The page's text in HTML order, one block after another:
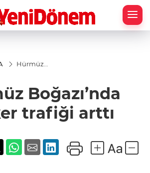
Hürmüz
trafiği arttı
Boğazı’nda
trafiği arttı